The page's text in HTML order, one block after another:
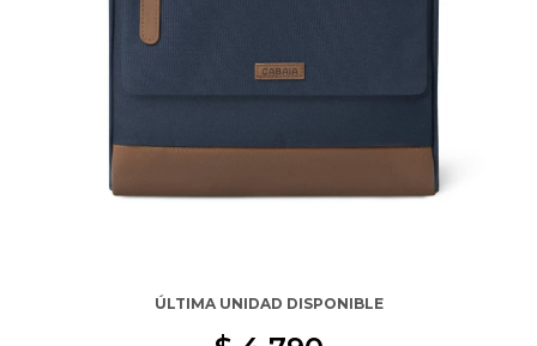
ÚLTIMA UNIDAD DISPONIBLE